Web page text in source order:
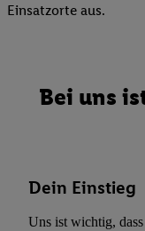
Einsatzorte aus.
Bei uns
Dein Einstieg
Uns ist wichtig,